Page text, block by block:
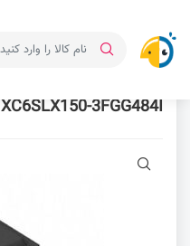
XC6SLX150-3FGG484I